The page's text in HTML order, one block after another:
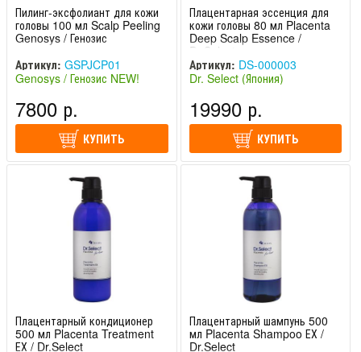
Пилинг-эксфолиант для кожи
головы 100 мл Scalp Peeling
Genosys / Генозис
Артикул: GSPJCP01
Genosys / Генозис NEW!
7800 р.
КУПИТЬ
Плацентарная эссенция для
кожи головы 80 мл Placenta
Deep Scalp Essence /
Dr.Select
Артикул: DS-000003
Dr. Select (Япония)
19990 р.
КУПИТЬ
Плацентарный кондиционер
500 мл Placenta Treatment
ЕХ / Dr.Select
Плацентарный шампунь 500
мл Placenta Shampoo ЕХ /
Dr.Select